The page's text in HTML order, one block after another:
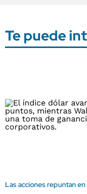
Te puede
Las acciones repuntan